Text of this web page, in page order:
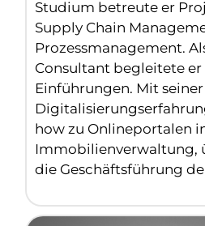
Studium betreute er
Supply Chain
Prozessmanagement.
Consultant begleitete er
Einführungen. Mit seiner
how zu Onlineportalen
Immobilienverwaltung,
die Geschäftsführung